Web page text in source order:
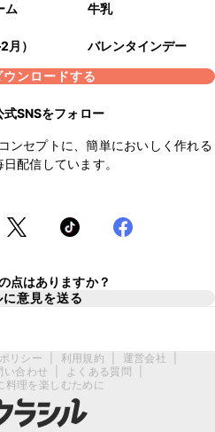
ム 牛乳
月）
バレンタインデー
ンロードする
式SNSをフォロー
ンセプトに、簡単においしく作れる
配信しています。
点はありますか？
に意見を送る
リシー 利用規約 運営会社
い合わせ
よくある質問
料理を楽しむために